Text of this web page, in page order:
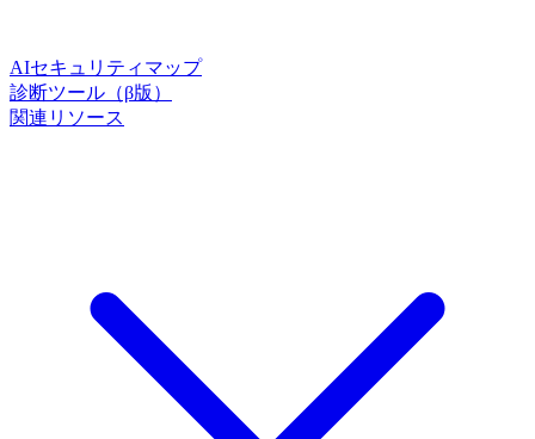
AIセキュリティマップ
診断ツール（β版）
関連リソース